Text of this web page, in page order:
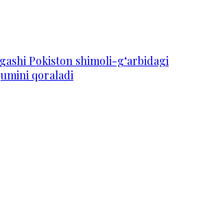
Pokiston shimoli-g‘arbidagi
qoraladi